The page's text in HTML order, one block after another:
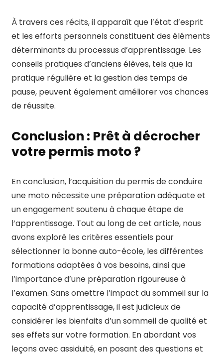
À travers ces récits, il apparaît que l’état d’esprit
et les efforts personnels constituent des éléments
déterminants du processus d’apprentissage. Les
conseils pratiques d’anciens élèves, tels que la
pratique régulière et la gestion des temps de
pause, peuvent également améliorer vos chances
de réussite.
Conclusion : Prêt à décrocher
votre permis moto ?
En conclusion, l’acquisition du permis de conduire
une moto nécessite une préparation adéquate et
un engagement soutenu à chaque étape de
l’apprentissage. Tout au long de cet article, nous
avons exploré les critères essentiels pour
sélectionner la bonne auto-école, les différentes
formations adaptées à vos besoins, ainsi que
l’importance d’une préparation rigoureuse à
l’examen. Sans omettre l’impact du sommeil sur la
capacité d’apprentissage, il est judicieux de
considérer les bienfaits d’un sommeil de qualité et
ses effets sur votre formation. En abordant vos
leçons avec assiduité, en posant des questions et